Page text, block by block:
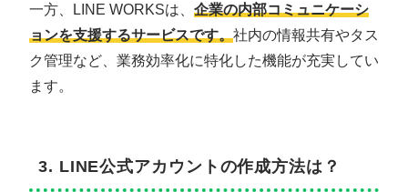
一方、LINE WORKSは、 企業の内部コミュニケーシ
ョンを支援するサービスです。社内の情報共有やタス
ク管理など、業務効率化に特化した機能が充実してい
ます。
3. LINE公式アカウントの作成方法は？